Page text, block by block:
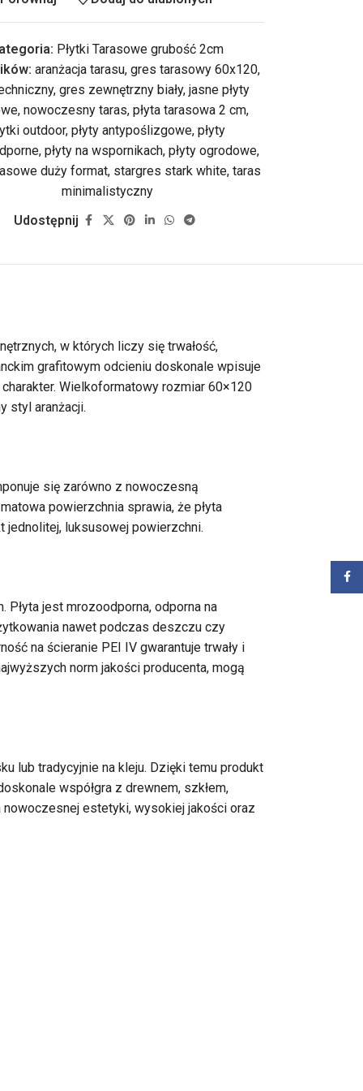
Płytki Tarasowe grubość 2cm
aranżacja tarasu, gres tarasowy 60x120,
, gres zewnętrzny biały, jasne płyty
, nowoczesny taras, płyta tarasowa 2 cm,
outdoor, płyty antypoślizgowe, płyty
, płyty na wspornikach, płyty ogrodowe,
duży format, stargres stark white, taras
minimalistyczny
Udostępnij
w których liczy się trwałość,
grafitowym odcieniu doskonale wpisuje
Wielkoformatowy rozmiar 60×120
styl aranżacji.
się zarówno z nowoczesną
powierzchnia sprawia, że płyta
luksusowej powierzchni.
Płyta jest mrozoodporna, odporna na
nawet podczas deszczu czy
na ścieranie PEI IV gwarantuje trwały i
norm jakości producenta, mogą
lub tradycyjnie na kleju. Dzięki temu produkt
współgra z drewnem, szkłem,
estetyki, wysokiej jakości oraz